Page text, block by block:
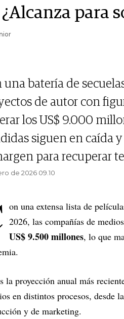
¿Alcanza para
una batería de
de autor con
los US$ 9.000
siguen en caída
para recuperar
de 2026 09.10
on una extensa lista de
2026, las compañías de
US$ 9.500 millones, lo que
la proyección anual más
en distintos procesos, desde
y de marketing.